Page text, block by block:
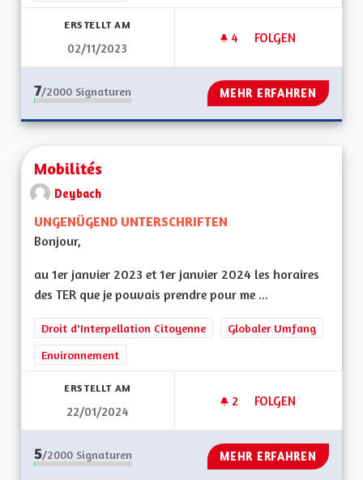
ERSTELLT AM
02/11/2023
4 4 FOLLOWER
FOLGEN
AMÉNAGER,
7/2000 Signaturen MEHR ERFAHREN
Mobilités
Deybach
UNGENÜGEND UNTERSCHRIFTEN
Bonjour,
au 1er janvier 2023 et 1er janvier 2024 les horaires
des TER que je pouvais prendre pour me ...
Droit d'Interpellation Citoyenne
Globaler Umfang
Environnement
ERSTELLT AM
22/01/2024
2 2 FOLLOWER
FOLGEN
MOBILITÉS
5/2000 Signaturen MEHR ERFAHREN